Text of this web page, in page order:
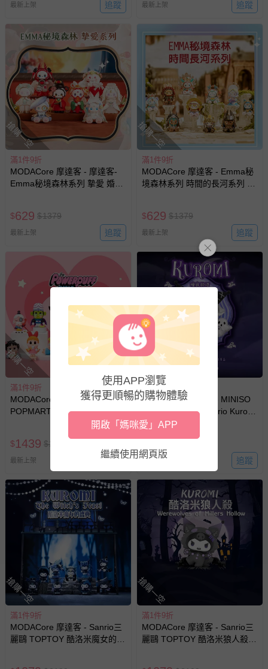
式、折價券與購物金的使用、退貨及商品運送方式等有疑
媽咪愛客服中心
預購商品：預購為海外同步代購，遇缺貨即會通知媽咪並協
助取消退款事宜。
商品如因「價格、組合」等錯誤原因，導致無法安排出貨，
會主動以簡訊及mail通知訂單取消事宜，並將提供適當補
償。
最新上架 追蹤 最新上架 追蹤
搶購一空
滿1件9折
MODACore 摩達客 - 摩達客-
Emma秘境森林系列 摯愛 婚禮
$629 $1379
最新上架 追蹤
搶購一空
滿1件9折
MODACore 摩達客 - Emma秘
境森林系列 時間的長河系列 異
$629 $1379
最新上架 追蹤
搶購一空
滿1件9折
MODACore 摩達客 -
POPMART 泡泡瑪特
CRYBABY 哭娃 X 飛天小女警
系列 盒玩 盲盒 盲抽 公仔 玩偶
手辦模型(隨機2盒入)
$1439 $2999
最新上架 追蹤
搶購一空
滿1件9折
MODACore 摩達客 - MINISO
名創優品 三麗鷗Sanrio Kuromi
暗夜物語系列 盒玩 盲盒 盲抽
公仔 玩偶 手辦模型(隨機2盒入)
最新上架 追蹤
搶購一空
滿1件9折
MODACore 摩達客 - Sanrio三
麗鷗 TOPTOY 酷洛米魔女的盛
搶購一空
滿1件9折
MODACore 摩達客 - Sanrio三
麗鷗 TOPTOY 酷洛米狼人殺系
使用APP瀏覽
獲得更順暢的購物體驗
開啟「媽咪愛」APP
繼續使用網頁版